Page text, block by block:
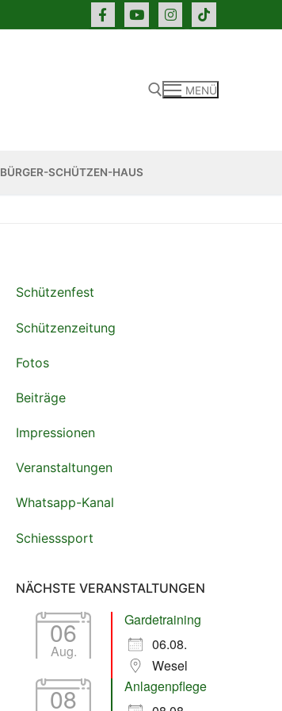
MENÜ
BÜRGER-SCHÜTZEN-HAUS
Schützenfest
Schützenzeitung
Fotos
Beiträge
Impressionen
Veranstaltungen
Whatsapp-Kanal
Schiesssport
NÄCHSTE VERANSTALTUNGEN
06
Aug.
Gardetraining
06.08.
Wesel
08
Anlagenpflege